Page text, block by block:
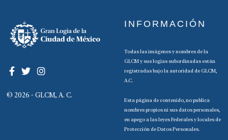
© 2026 - GLCM, A. C.
INFORMACIÓN
Todas las imágenes y nombres de la
GLCM y sus logias subordinadas están
registradas bajo la autoridad de GLCM,
A.C.
Esta página de contenido, no publica
nombres propios ni sus datos personales,
en apego a las leyes Federales y locales de
Protección de Datos Personales.